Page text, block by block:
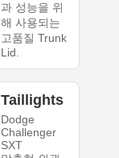
과 성능을 위
해 사용되는
고품질 Trunk
Lid.
Taillights
Dodge
Challenger
SXT